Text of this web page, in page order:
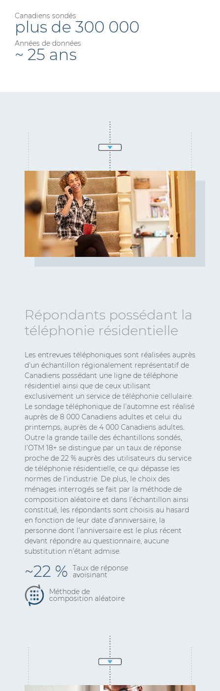
Canadiens sondés
plus de 300 000
Années de données
~ 25 ans
Répondants possédant la
téléphonie résidentielle
Les entrevues téléphoniques sont réalisées auprès
d’un échantillon régionalement représentatif de
Canadiens possédant une ligne de téléphone
résidentiel ainsi que de ceux utilisant
exclusivement un service de téléphonie cellulaire.
Le sondage téléphonique de l’automne est réalisé
auprès de 8 000 Canadiens adultes et celui du
printemps, auprès de 4 000 Canadiens adultes.
Outre la grande taille des échantillons sondés,
l’OTM 18+ se distingue par un taux de réponse
proche de 22 % auprès des utilisateurs du service
de téléphonie résidentielle, ce qui dépasse les
normes de l’industrie. De plus, le choix des
ménages interrogés se fait par la méthode de
composition aléatoire et dans l’échantillon ainsi
constitué, les répondants sont choisis au hasard
en fonction de leur date d’anniversaire, la
personne dont l’anniversaire est le plus récent
devant répondre au questionnaire, aucune
substitution n’étant admise.
~22 % Taux de réponse
avoisinant
Méthode de
composition aléatoire